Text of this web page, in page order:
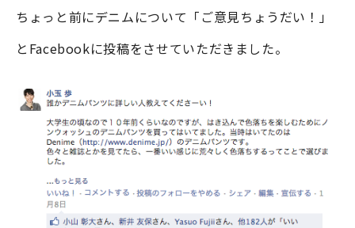
ちょっと前にデニムについて「ご意見ちょうだい！」
とFacebookに投稿をさせていただきました。